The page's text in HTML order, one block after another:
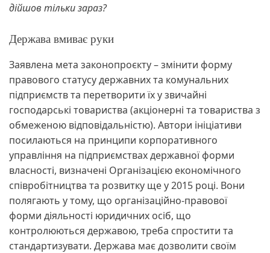
дійшов тільки зараз?
Держава вмиває руки
Заявлена мета законопроєкту – змінити форму
правового статусу державних та комунальних
підприємств та перетворити їх у звичайні
господарські товариства (акціонерні та товариства з
обмеженою відповідальністю). Автори ініціативи
посилаються на принципи корпоративного
управління на підприємствах державної форми
власності, визначені Організацією економічного
співробітництва та розвитку ще у 2015 році. Вони
полягають у тому, що організаційно-правової
форми діяльності юридичних осіб, що
контролюються державою, треба спростити та
стандартизувати. Держава має дозволити своїм